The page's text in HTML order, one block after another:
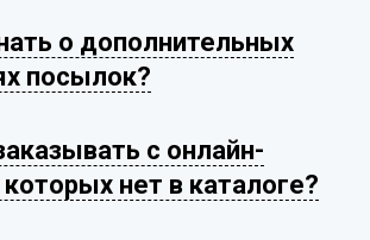
о дополнительных
посылок?
с онлайн-
нет в каталоге?